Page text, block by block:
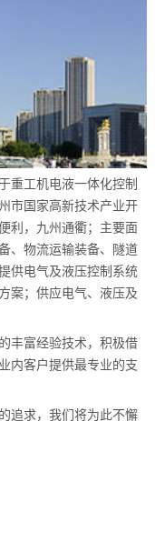
重工机电液一体化控制
市国家高新技术产业开
利，九州通衢；主要面
、物流运输装备、隧道
供电气及液压控制系统
案；供应电气、液压及
丰富经验技术，积极借
内客户提供最专业的支
追求，我们将为此不懈